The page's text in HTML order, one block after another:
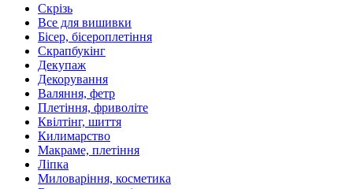
Скрізь
Все для вишивки
Бісер, бісероплетіння
Скрапбукінг
Декупаж
Декорування
Валяння, фетр
Плетіння, фриволіте
Квілтінг, шиття
Килимарство
Макраме, плетіння
Ліпка
Миловаріння, косметика